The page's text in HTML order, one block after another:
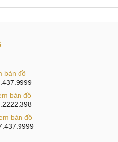
giá rẻ
Sửa Samsung
mất wifi
rẻ tại Hà Nội,
di động
bản đồ
bản đồ
bản đồ